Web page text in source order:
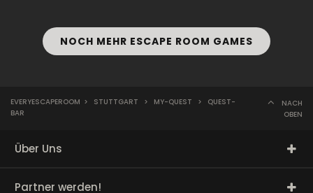
NOCH MEHR ESCAPE ROOM GAMES
EVERYESCAPEROOM > STUTTGART > MY-QUEST >
QUEST-
BAR
NACH
OBEN
Über Uns
Partner werden!